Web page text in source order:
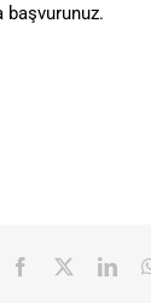
başvurunuz.
Facebook